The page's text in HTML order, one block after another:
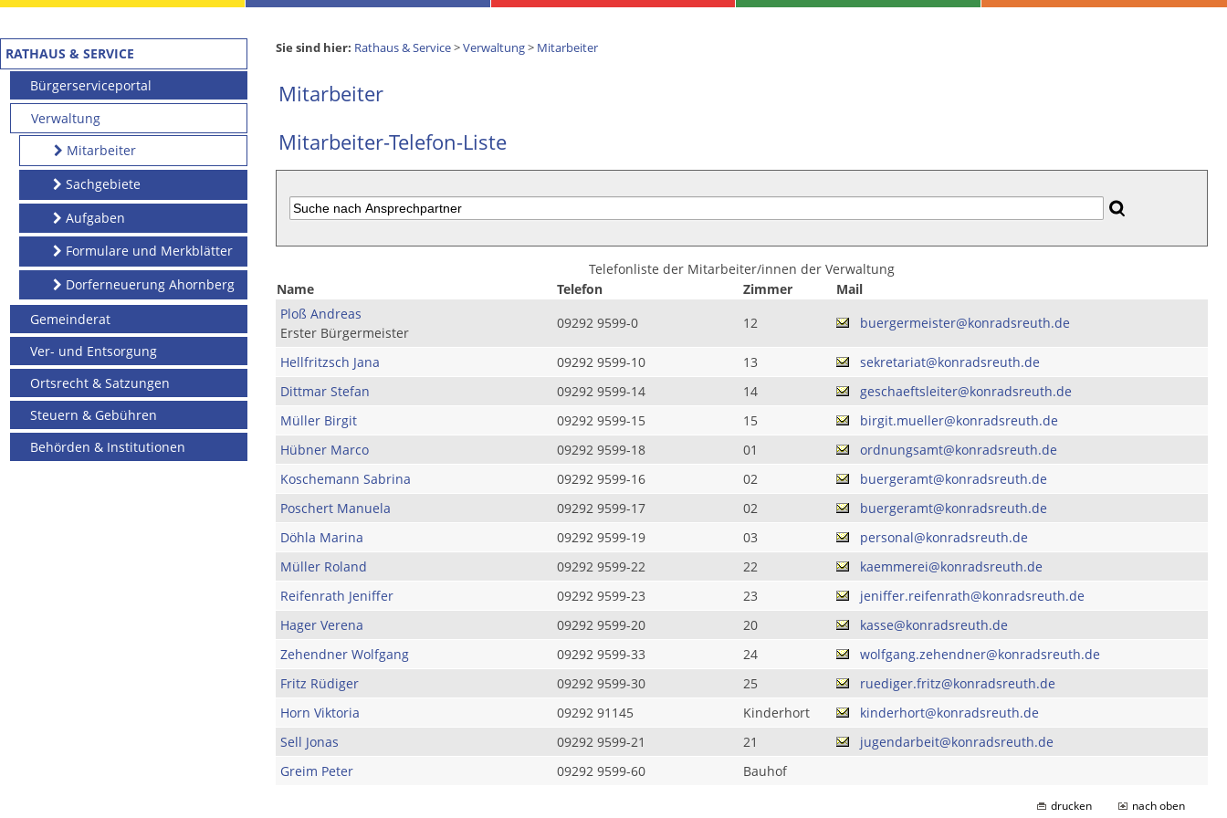
RATHAUS & SERVICE
Bürgerserviceportal
Verwaltung
Mitarbeiter
Sachgebiete
Aufgaben
Formulare und Merkblätter
Dorferneuerung Ahornberg
Gemeinderat
Ver- und Entsorgung
Ortsrecht & Satzungen
Steuern & Gebühren
Behörden & Institutionen
Sie sind hier: Rathaus & Service>Verwaltung> Mitarbeiter
Mitarbeiter
Mitarbeiter-Telefon-Liste
Telefonliste der Mitarbeiter/innen der Verwaltung
Name
Telefon Zimmer
Mail
Ploß Andreas
Erster Bürgermeister
09292 9599-0 12 buergermeister@konradsreuth.de
Hellfritzsch Jana 09292 9599-10 13
sekretariat@konradsreuth.de
Dittmar Stefan
09292 9599-14 14
geschaeftsleiter@konradsreuth.de
Müller Birgit
09292 9599-15 15
birgit.mueller@konradsreuth.de
Hübner Marco
09292 9599-18 01
ordnungsamt@konradsreuth.de
Koschemann Sabrina
09292 9599-16 02
buergeramt@konradsreuth.de
Poschert Manuela
09292 9599-17 02
buergeramt@konradsreuth.de
Döhla Marina
09292 9599-19 03
personal@konradsreuth.de
Müller Roland
09292 9599-22 22
kaemmerei@konradsreuth.de
Reifenrath Jeniffer
09292 9599-23 23
jeniffer.reifenrath@konradsreuth.de
Hager Verena
09292 9599-20 20
kasse@konradsreuth.de
Zehendner Wolfgang
09292 9599-33 24
wolfgang.zehendner@konradsreuth.de
Fritz Rüdiger
09292 9599-30 25
ruediger.fritz@konradsreuth.de
Horn Viktoria
09292 91145 Kinderhort
kinderhort@konradsreuth.de
Sell Jonas
09292 9599-21 21
jugendarbeit@konradsreuth.de
Greim Peter
09292 9599-60 Bauhof
drucken nach oben